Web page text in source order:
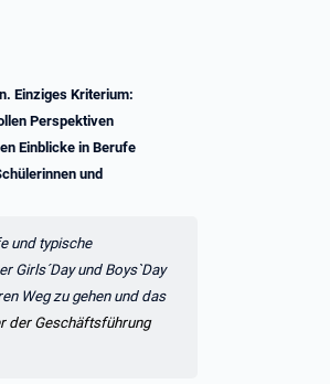
Einziges Kriterium:
Perspektiven
Einblicke in Berufe
und
und typische
Girls´Day und Boys`Day
Weg zu gehen und das
der Geschäftsführung